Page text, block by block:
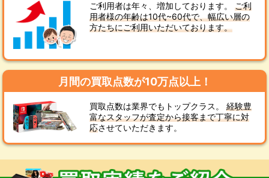
ご利用者は年々、増加しております。ご利
用者様の年齢は10代~60代で、幅広い層の
方たちにご利用いただいております。
月間の買取点数が10万点以上！
買取点数は業界でもトップクラス。経験豊
富なスタッフが査定から接客まで丁寧に対
応させていただきます。